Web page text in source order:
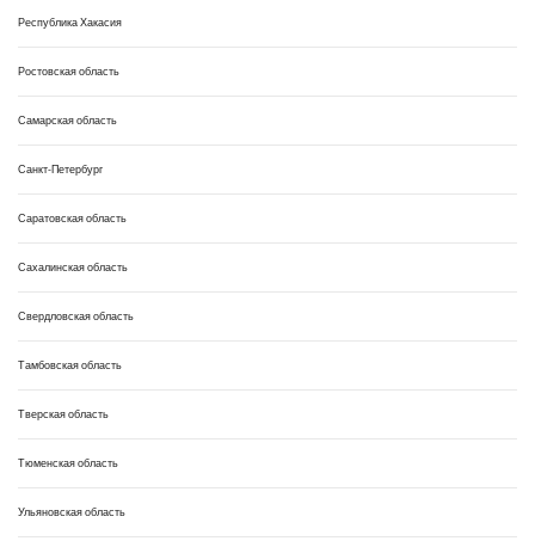
Республика Хакасия
Ростовская область
Самарская область
Санкт-Петербург
Саратовская область
Сахалинская область
Свердловская область
Тамбовская область
Тверская область
Тюменская область
Ульяновская область